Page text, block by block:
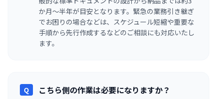
か月～半年が目安となります。緊急の業務引き継ぎ
でお困りの場合などは、スケジュール短縮や重要な
手順から先行作成するなどのご相談にも対応いたし
ます。
Q こちら側の作業は必要になりますか？